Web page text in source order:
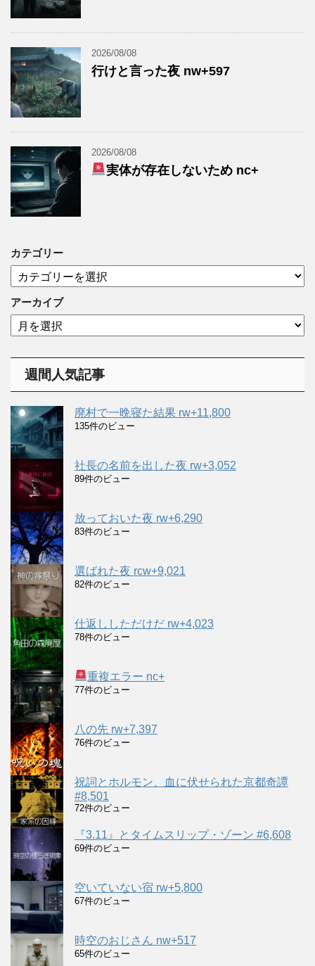
2026/08/08
行けと言った夜 nw+597
2026/08/08
実体が存在しないため nc+
カテゴリー
テ
ゴ
リ
ー
アーカイブ
ア
ー
週間人気記事
廃村で一晩寝た結果 rw+11,800
135件のビュー
社長の名前を出した夜 rw+3,052
89件のビュー
放っておいた夜 rw+6,290
83件のビュー
選ばれた夜 rcw+9,021
82件のビュー
仕返ししただけだ rw+4,023
78件のビュー
重複エラー nc+
77件のビュー
八の先 rw+7,397
76件のビュー
祝詞とホルモン、血に伏せられた京都奇譚
#8,501
72件のビュー
『3.11』とタイムスリップ・ゾーン #6,608
69件のビュー
空いていない宿 rw+5,800
67件のビュー
時空のおじさん nw+517
65件のビュー